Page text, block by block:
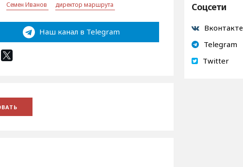
Семен Иванов директор маршрута
Наш канал в Telegram
Соцсети
Вконтакте
Telegram
Twitter